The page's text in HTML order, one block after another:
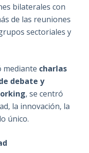
bilaterales con
de las reuniones
sectoriales y
mediante charlas
debate y
, se centró
la innovación, la
único.